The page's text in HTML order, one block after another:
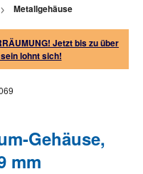
Metallgehäuse
Jetzt bis zu über
lohnt sich!
Gehäuse,
mm